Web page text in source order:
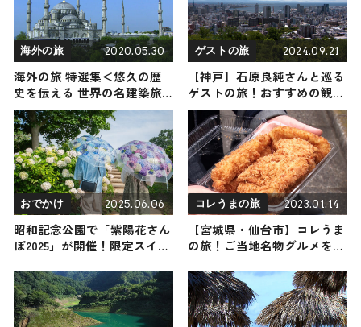
海外の旅 2020.05.30
海外の旅 特選集＜悠久の歴
史を伝える 世界の名建築旅
＞
ゲストの旅 2024.09.21
【神戸】石原良純さんと巡る
ゲストの旅！おすすめの観
光・グルメをご紹介 2024年9
月21日放送
おでかけ 2025.06.06
昭和記念公園で「紫陽花さん
ぽ2025」が開催！限定スイー
登場
コレうまの旅 2023.01.14
【宮城県・仙台市】コレうま
の旅！ご当地名物グルメをお